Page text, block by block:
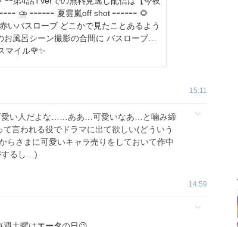
風呂シーン撮影の合間に バスローブ姿
マイル🌹✨
15:11
愛い人だよな……ああ…可愛いなあ…と噛み締
言われる役でドラマに出て欲しい(どういう
らさまに可愛いキャラ売りをしておいて作中
するし…)
14:59